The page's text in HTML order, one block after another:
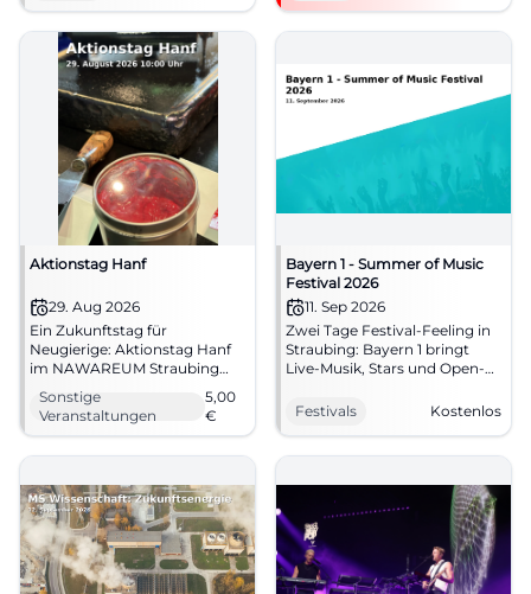
Eintritt frei.
#GlaubeInDenBergen
#Afterwork
Aktionstag Hanf
29. Aug 2026
Ein Zukunftstag für
Neugierige: Aktionstag Hanf
im NAWAREUM Straubing
verbindet nachhaltige
Ernährung, Ausstellung und
Mitmach-Atmosphäre.
Sonstige
Veranstaltungen
5,00
€
Bayern 1 - Summer of Music
Festival 2026
11. Sep 2026
Zwei Tage Festival-Feeling in
Straubing: Bayern 1 bringt
Live-Musik, Stars und Open-
11.–12.09.2026, Eintritt frei.
Festivals Kostenlos